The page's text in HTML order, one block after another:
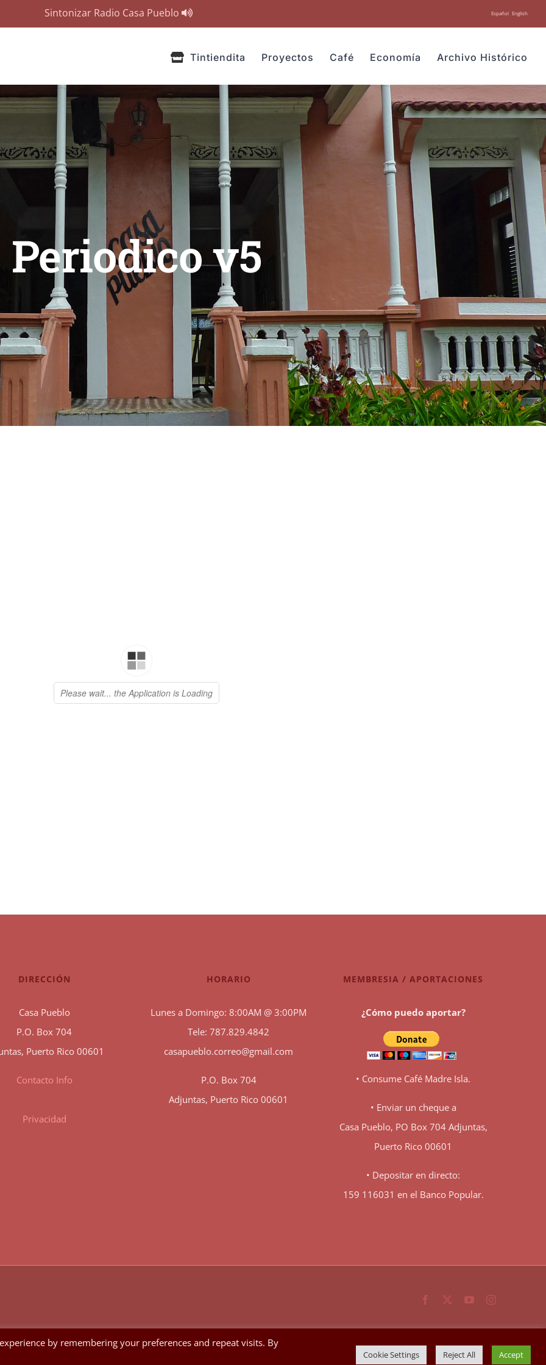
Sintonizar Radio Casa Pueblo Español English
Tintiendita Proyectos Café Economía Archivo Histórico
Periodico v5
DIRECCIÓN
Casa Pueblo
P.O. Box 704
Puerto Rico 00601
Contacto Info
Privacidad
HORARIO
Lunes a Domingo: 8:00AM @ 3:00PM
Tele: 787.829.4842
casapueblo.correo@gmail.com
P.O. Box 704
Adjuntas, Puerto Rico 00601
MEMBRESIA / APORTACIONES
¿Cómo puedo aportar?
• Consume Café Madre Isla.
• Enviar un cheque a
Casa Pueblo, PO Box 704 Adjuntas,
Puerto Rico 00601
• Depositar en directo:
159 116031 en el Banco Popular.
Facebook YouTubeInstagram
by remembering your preferences and repeat visits. By
Cookie Settings Reject All Accept